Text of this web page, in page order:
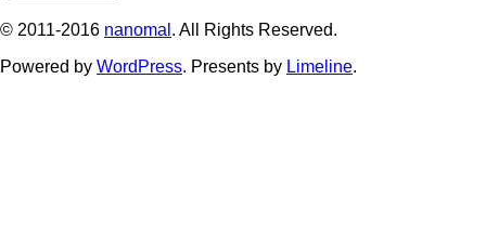
© 2011-2016 nanomal . All Rights Reserved.
Powered by WordPress. Presents by Limeline.